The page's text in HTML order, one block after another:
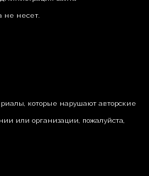
не несет.
которые нарушают авторские
или организации, пожалуйста,